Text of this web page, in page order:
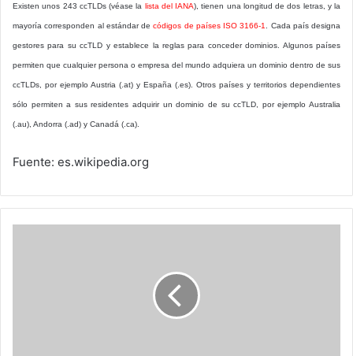
Existen unos 243 ccTLDs (véase la lista del IANA), tienen una longitud de dos letras, y la
mayoría corresponden al estándar decódigos de países ISO 3166-1 . Cada país designa
gestores para su ccTLD y establece la reglas para conceder dominios. Algunos países
permiten que cualquier persona o empresa del mundo adquiera un dominio dentro de sus
ccTLDs, por ejemplo Austria (.at) y España (.es). Otros países y territorios dependientes
sólo permiten a sus residentes adquirir un dominio de su ccTLD, por ejemplo Australia
(.au), Andorra (.ad) y Canadá (.ca).
Fuente: es.wikipedia.org